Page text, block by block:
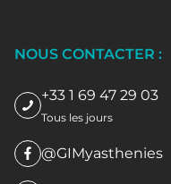
NOUS CONTACTER :
+33 1 69 47 29 03
Tous les jours
@GIMyasthenies